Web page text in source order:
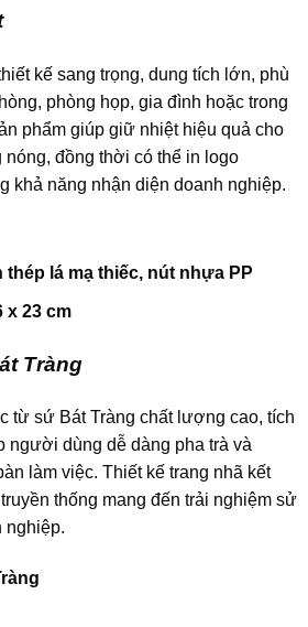
kế sang trọng, dung tích lớn, phù
phòng họp, gia đình hoặc trong
phẩm giúp giữ nhiệt hiệu quả cho
nóng, đồng thời có thể in logo
khả năng nhận diện doanh nghiệp.
thép lá mạ thiếc, nút nhựa PP
x 23 cm
Tràng
từ sứ Bát Tràng chất lượng cao, tích
người dùng dễ dàng pha trà và
làm việc. Thiết kế trang nhã kết
thống mang đến trải nghiệm sử
nghiệp.